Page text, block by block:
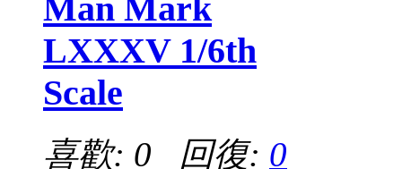
Man Mark
LXXXV 1/6th
Scale
喜歡: 0 回復: 0